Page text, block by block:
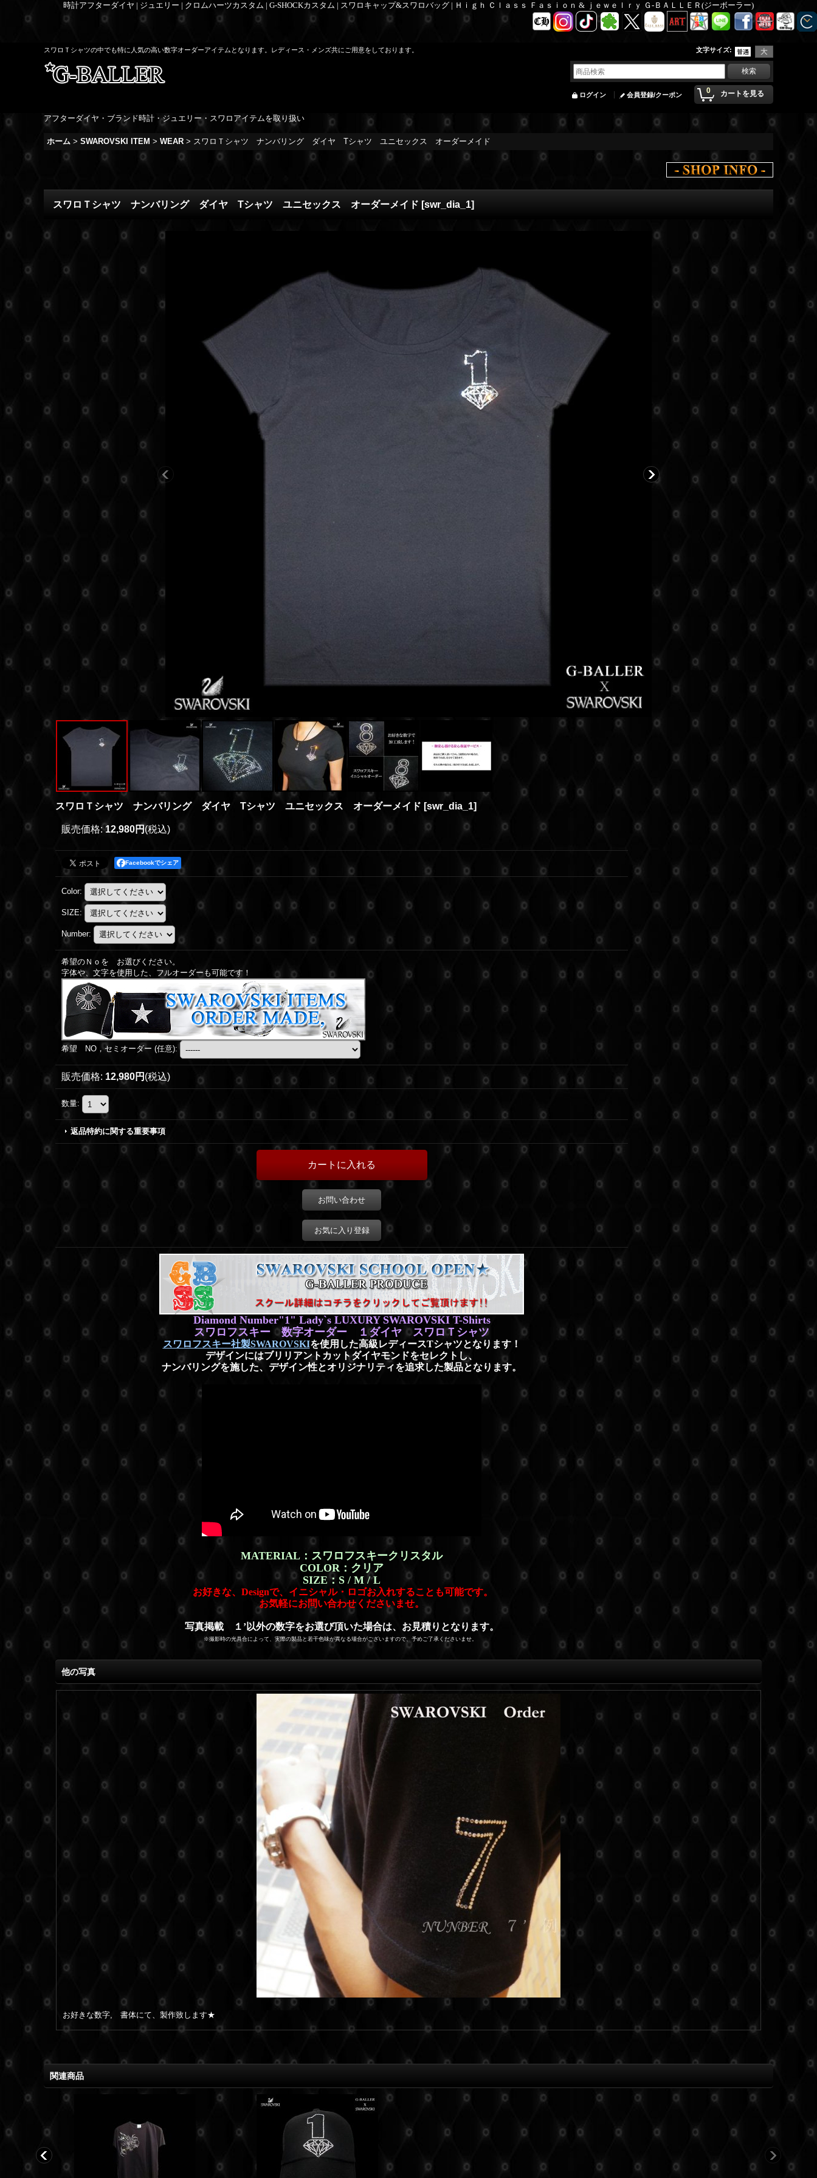
時計アフターダイヤ | ジュエリー | クロムハーツカスタム | G-SHOCKカスタム | スワロキャップ&スワロバッグ | Ｈｉｇｈ Ｃｌａｓｓ Ｆａｓｉｏｎ & ｊｅｗｅｌｒｙ Ｇ-ＢＡＬＬＥＲ(ジーボーラー)
スワロＴシャツの中でも特に人気の高い数字オーダーアイテムとなります。レディース・メンズ共にご用意をしております。 文字サイズ:
0 カートを見る
ログイン 会員登録/クーポン
アフターダイヤ・ブランド時計・ジュエリー・スワロアイテムを取り扱い
ホーム > SWAROVSKI ITEM > WEAR > スワロＴシャツ ナンバリング ダイヤ Tシャツ ユニセックス オーダーメイド
スワロＴシャツ ナンバリング ダイヤ Tシャツ ユニセックス オーダーメイド [swr_dia_1]
スワロＴシャツ ナンバリング ダイヤ Tシャツ ユニセックス オーダーメイド [swr_dia_1]
販売価格: 12,980円(税込)
Facebookでシェア
Color:
SIZE:
Number:
希望のＮｏを お選びください。
字体や、文字を使用した、フルオーダーも可能です！
希望 NO，セミオーダー (任意):
販売価格: 12,980円 (税込)
数量:
返品特約に関する重要事項
お問い合わせ
お気に入り登録
Diamond Number"1" Lady`s LUXURY SWAROVSKI T-Shirts
スワロフスキー 数字オーダー １ダイヤ スワロＴシャツ
スワロフスキー社製SWAROVSKIを使用した高級レディースTシャツとなります！
デザインにはブリリアントカットダイヤモンドをセレクトし、
ナンバリングを施した、デザイン性とオリジナリティを追求した製品となります。
MATERIAL：スワロフスキークリスタル
COLOR：クリア
SIZE：S / M / L
お好きな、Designで、イニシャル・ロゴお入れすることも可能です。
お気軽にお問い合わせくださいませ。
写真掲載 １’以外の数字をお選び頂いた場合は、お見積りとなります。
※撮影時の光具合によって、実際の製品と若干色味が異なる場合がございますので、予めご了承くださいませ。
他の写真
お好きな数字, 書体にて、製作致します★
関連商品